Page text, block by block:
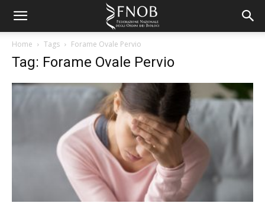
Home Tags Forame Ovale Pervio
Tag: Forame Ovale Pervio